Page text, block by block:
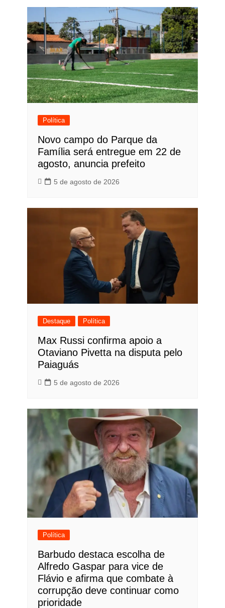
Política
Novo campo do Parque da
Família será entregue em 22 de
agosto, anuncia prefeito
5 de agosto de 2026
Destaque Política
Max Russi confirma apoio a
Otaviano Pivetta na disputa pelo
Paiaguás
5 de agosto de 2026
Política
Barbudo destaca escolha de
Alfredo Gaspar para vice de
Flávio e afirma que combate à
corrupção deve continuar como
prioridade